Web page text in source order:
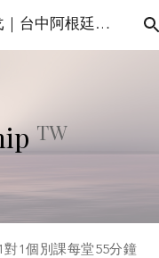
Skip to navigation
FELIPEH TANGO 菲利佩探戈｜台中阿根廷探戈教室
TW
對1個別課每堂55分鐘